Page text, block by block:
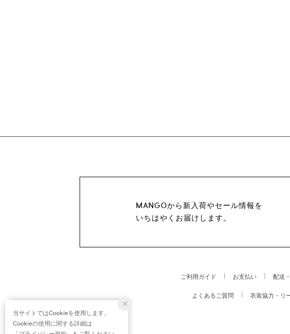
MANGOから新入荷やセール情報を
いちはやくお届けします。
ご利用ガイド お支払い 配送
よくあるご質問 衣装協力・リ
当サイトではCookieを使用します。
Cookieの使用に関する詳細は